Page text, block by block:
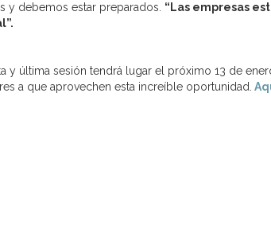
y debemos estar preparados. “Las empresas
y última sesión tendrá lugar el próximo 13 de
a que aprovechen esta increíble oportunidad.